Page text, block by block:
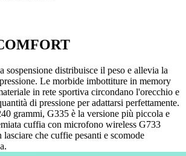
sospensione distribuisce il peso e allevia la
Le morbide imbottiture in memory
in rete sportiva circondano l'orecchio e
di pressione per adattarsi perfettamente.
grammi, G335 è la versione più piccola e
cuffia con microfono wireless G733
che cuffie pesanti e scomode